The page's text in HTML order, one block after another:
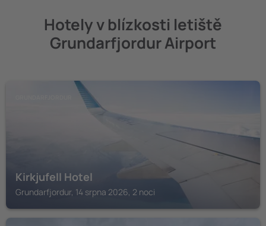
Hotely v blízkosti letiště
Grundarfjordur Airport
Kirkjufell Hotel
Grundarfjordur, 14 srpna 2026, 2 noci